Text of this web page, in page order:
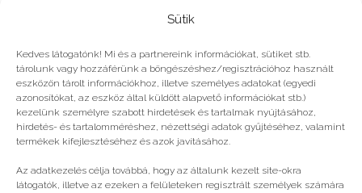
Sütik
Kedves látogatónk! Mi és a partnereink információkat, sütiket stb.
tárolunk vagy hozzáférünk a böngészéshez/regisztrációhoz használt
eszközön tárolt információkhoz, illetve személyes adatokat (egyedi
azonosítókat, az eszköz által küldött alapvető információkat stb.)
kezelünk személyre szabott hirdetések és tartalmak nyújtásához,
hirdetés- és tartalomméréshez, nézettségi adatok gyűjtéséhez, valamint
termékek kifejlesztéséhez és azok javításához.
Az adatkezelés célja továbbá, hogy az általunk kezelt site-okra
látogatók, illetve az ezeken a felületeken regisztrált személyek számára